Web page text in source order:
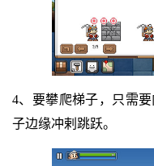
4、要攀爬梯子，只需
子边缘冲剌跳跃。